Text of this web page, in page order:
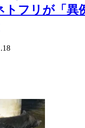
トフリが「異